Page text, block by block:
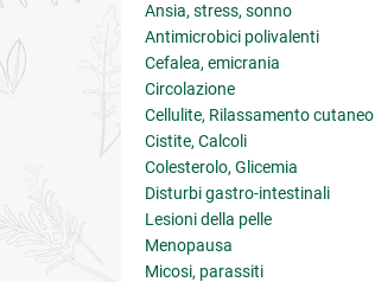
Ansia, stress, sonno
Antimicrobici polivalenti
Cefalea, emicrania
Circolazione
Cellulite, Rilassamento cutaneo
Cistite, Calcoli
Colesterolo, Glicemia
Disturbi gastro-intestinali
Lesioni della pelle
Menopausa
Micosi, parassiti